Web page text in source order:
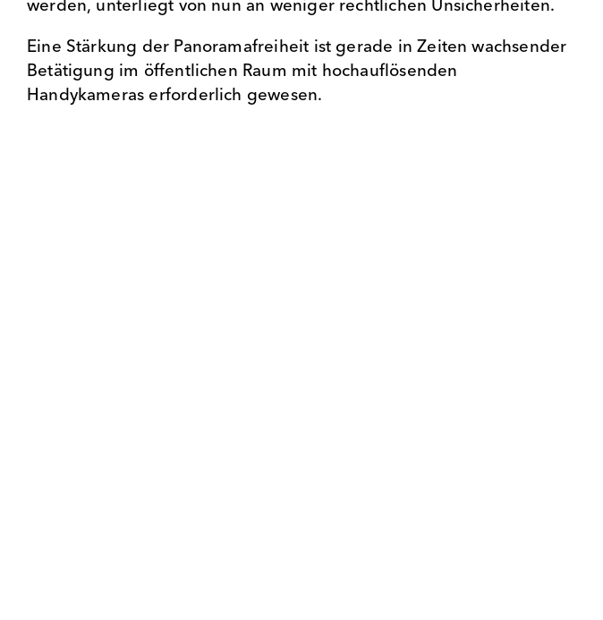
werden, unterliegt von nun an weniger rechtlichen Unsicherheiten.
Eine Stärkung der Panoramafreiheit ist gerade in Zeiten wachsender
Betätigung im öffentlichen Raum mit hochauflösenden
Handykameras erforderlich gewesen.